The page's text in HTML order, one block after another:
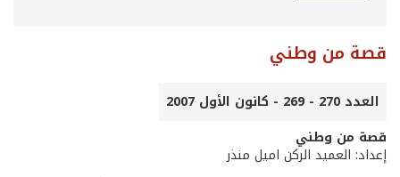
قصة من وطني
العدد 270 - 269 - كانون الأول 2007
قصة من وطني
إعداد: العميد الركن اميل منذر